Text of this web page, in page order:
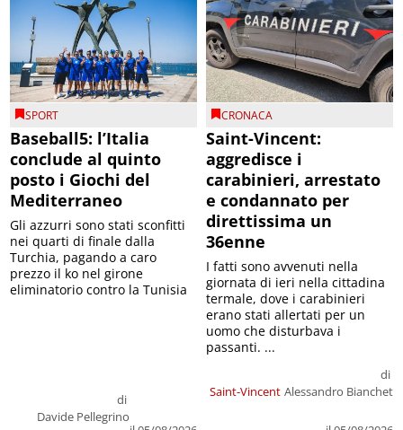
SPORT
Baseball5: l’Italia
conclude al quinto
posto i Giochi del
Mediterraneo
di
Davide Pellegrino
Gli azzurri sono stati sconfitti
nei quarti di finale dalla
Turchia, pagando a caro
prezzo il ko nel girone
eliminatorio contro la Tunisia
CRONACA
Saint-Vincent:
aggredisce i
carabinieri, arrestato
e condannato per
direttissima un
36enne
Saint-Vincent
di
Alessandro Bianchet
I fatti sono avvenuti nella
giornata di ieri nella cittadina
termale, dove i carabinieri
erano stati allertati per un
uomo che disturbava i
passanti. ...